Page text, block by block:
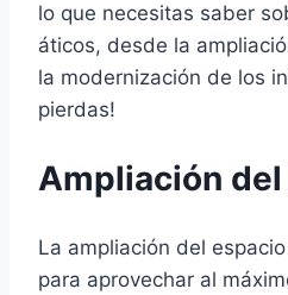
lo que necesitas saber
áticos, desde la
la modernización de los
pierdas!
Ampliación del
La ampliación del
para aprovechar al